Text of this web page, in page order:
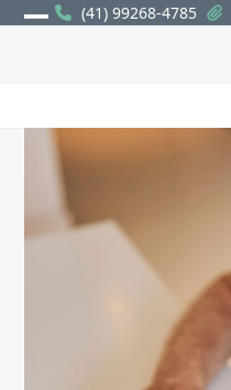
Skip
(41) 99268-4785